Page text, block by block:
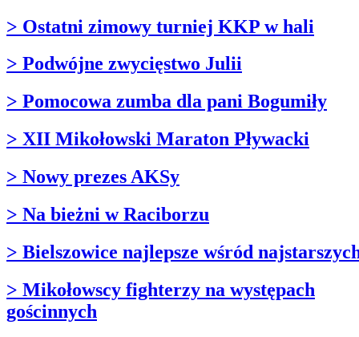
> Ostatni zimowy turniej KKP w hali
> Podwójne zwycięstwo Julii
> Pomocowa zumba dla pani Bogumiły
> XII Mikołowski Maraton Pływacki
> Nowy prezes AKSy
> Na bieżni w Raciborzu
> Bielszowice najlepsze wśród
> Mikołowscy fighterzy na występach
gościnnych